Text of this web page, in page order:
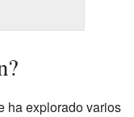
ha explorado varios